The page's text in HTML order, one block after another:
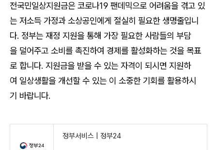
전국민일상지원금은 코로나19 팬데믹으로 어려움을 겪고 있
는 저소득 가정과 소상공인에게 절실히 필요한 생명줄입니
다. 정부는 재정 지원을 통해 가장 필요한 사람들의 부담
을 덜어주고 소비를 촉진하여 경제를 활성화하는 것을 목표
로 합니다. 지원금을 받을 수 있는 자격이 되시면 지원하
여 일상생활을 개선할 수 있는 이 소중한 기회를 활용하시
기 바랍니다.
정부서비스 | 정부24